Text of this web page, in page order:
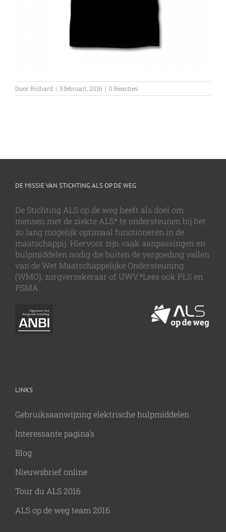
DoorRichard | 3 februari, 2016 | 0 Reacties
DE MISSIE VAN STICHTING ALS OP DE WEG
De Stichting ALS op de weg heeft als doel om
mensen met de ziekte ALS* te ondersteunen bij het
zo lang mogelijk optimaal functioneren in de
maatschappij. Hiervoor zijn vaak aanpassingen en
hulpmiddelen nodig die buiten de vergoeding vallen
van de Wet Maatschappelijke Ondersteuning
(WMO), zorgverzekeraar of UWV.*Lees ook PLS en
PSMA
LINKS
Gebruiksaanwijzing elektrische hulpmiddelen
Interessante pagina's
Blog
Nieuwsbrief online
Tour du ALS 2016
ALS op de weg team 2016